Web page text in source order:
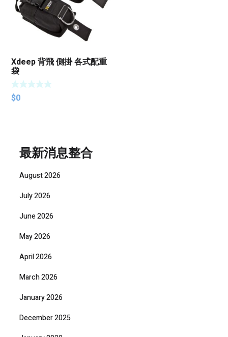
Xdeep 背飛 側掛 各式配重
袋
$0
最新消息整合
August 2026
July 2026
June 2026
May 2026
April 2026
March 2026
January 2026
December 2025